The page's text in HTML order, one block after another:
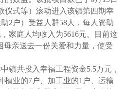
仪式等）滚动进入该镇第四期幸
2 户）受益人群58 人，每人资助
家庭人均收入为5616元。目前这
母亲送去一份关爱和力量，使受
镇共投入幸福工程资金5.5万元，
植业的7户、加工业的1 户、运输